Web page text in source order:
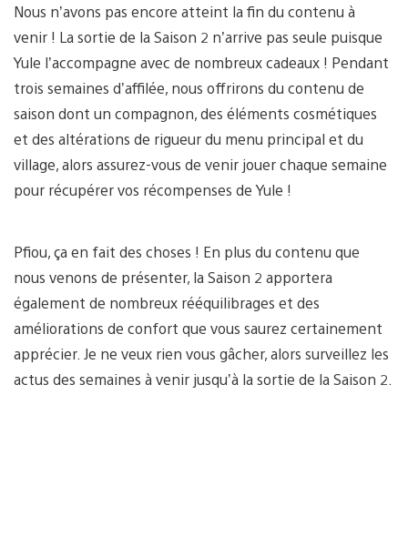
Nous n’avons pas encore atteint la fin du contenu à
venir ! La sortie de la Saison 2 n’arrive pas seule puisque
Yule l’accompagne avec de nombreux cadeaux ! Pendant
trois semaines d’affilée, nous offrirons du contenu de
saison dont un compagnon, des éléments cosmétiques
et des altérations de rigueur du menu principal et du
village, alors assurez-vous de venir jouer chaque semaine
pour récupérer vos récompenses de Yule !
Pfiou, ça en fait des choses ! En plus du contenu que
nous venons de présenter, la Saison 2 apportera
également de nombreux rééquilibrages et des
améliorations de confort que vous saurez certainement
apprécier. Je ne veux rien vous gâcher, alors surveillez les
actus des semaines à venir jusqu’à la sortie de la Saison 2.